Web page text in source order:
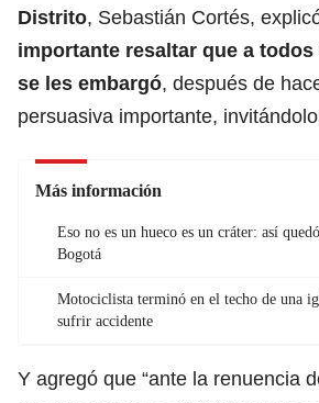
Distrito, Sebastián Cortés,
importante resaltar que a
se les embargó, después de
persuasiva importante,
Más información
Eso no es un hueco es un cráter: así
Bogotá
Motociclista terminó en el techo de una
sufrir accidente
Y agregó que “ante la renuencia